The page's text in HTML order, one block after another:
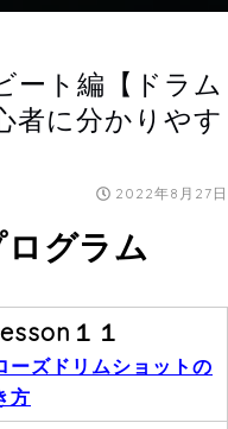
ート編【ドラム
者に分かりやす
2022年8月27日
ログラム
１１
ーズド リムショットの
方